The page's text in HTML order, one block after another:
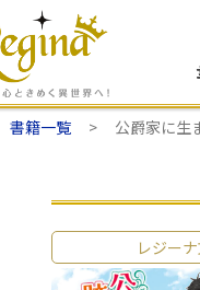
書籍一覧 公爵家に生
レジー